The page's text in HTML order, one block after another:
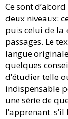
Ce sont
deux niveaux:
puis celui de la
passages. Le
langue
quelques
d’étudier telle
indispensable
une série de
l’apprenant,